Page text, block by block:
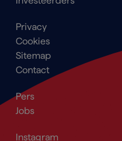
Footer
menu
Privacy
Cookies
Sitemap
Contact
Secondary
Navigation
Pers
Jobs
Footer_Social
Instagram